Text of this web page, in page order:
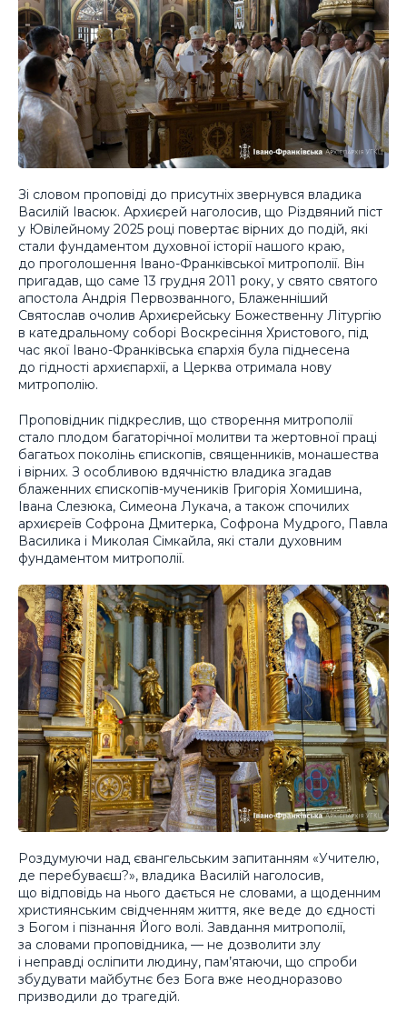
Зі словом проповіді до присутніх звернувся владика
Василій Івасюк. Архиєрей наголосив, що Різдвяний піст
у Ювілейному 2025 році повертає вірних до подій, які
стали фундаментом духовної історії нашого краю,
до проголошення Івано-Франківської митрополії. Він
пригадав, що саме 13 грудня 2011 року, у свято святого
апостола Андрія Первозванного, Блаженніший
Святослав очолив Архиєрейську Божественну Літургію
в катедральному соборі Воскресіння Христового, під
час якої Івано-Франківська єпархія була піднесена
до гідності архиєпархії, а Церква отримала нову
митрополію.
Проповідник підкреслив, що створення митрополії
стало плодом багаторічної молитви та жертовної праці
багатьох поколінь єпископів, священників, монашества
і вірних. З особливою вдячністю владика згадав
блаженних єпископів-мучеників Григорія Хомишина,
Івана Слезюка, Симеона Лукача, а також спочилих
архиєреїв Софрона Дмитерка, Софрона Мудрого, Павла
Василика і Миколая Сімкайла, які стали духовним
фундаментом митрополії.
Роздумуючи над євангельським запитанням «Учителю,
де перебуваєш?», владика Василій наголосив,
що відповідь на нього дається не словами, а щоденним
християнським свідченням життя, яке веде до єдності
з Богом і пізнання Його волі. Завдання митрополії,
за словами проповідника, — не дозволити злу
і неправді осліпити людину, пам’ятаючи, що спроби
збудувати майбутнє без Бога вже неодноразово
призводили до трагедій.